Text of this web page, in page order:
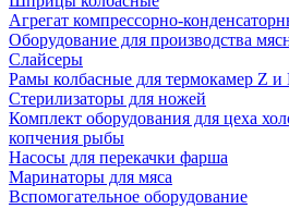
Агрегат компрессорно-
Оборудование для производства
Слайсеры
Рамы колбасные для термокамер Z и
Стерилизаторы для ножей
Комплект оборудования для цеха
копчения рыбы
Насосы для перекачки фарша
Маринаторы для мяса
Вспомогательное оборудование